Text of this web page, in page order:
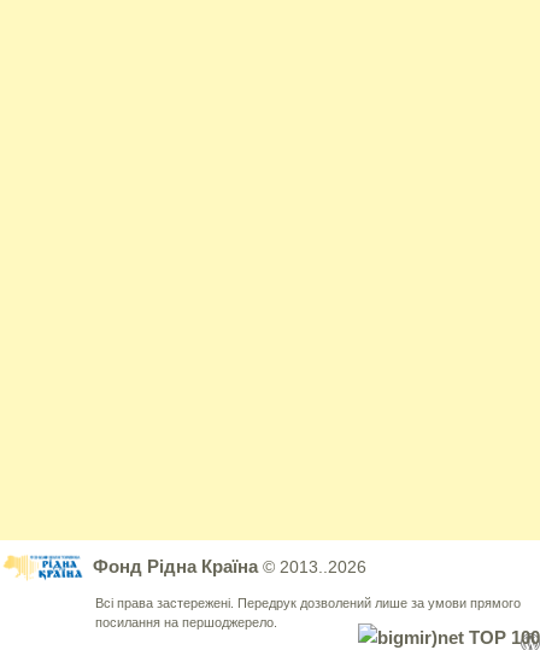
Фонд Рідна Країна© 2013..2026
Всі права застережені. Передрук дозволений лише за умови прямого
посилання на першоджерело.